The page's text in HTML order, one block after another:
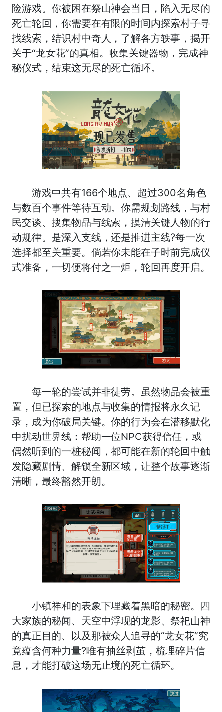
险游戏。你被困在祭山神会当日，陷入无尽的
死亡轮回，你需要在有限的时间内探索村子寻
找线索，结识村中奇人，了解各方轶事，揭开
关于“龙女花”的真相。收集关键器物，完成神
秘仪式，结束这无尽的死亡循环。
游戏中共有166个地点、超过300名角色
与数百个事件等待互动。你需规划路线，与村
民交谈、搜集物品与线索，摸清关键人物的行
动规律。是深入支线，还是推进主线?每一次
选择都至关重要。倘若你未能在子时前完成仪
式准备，一切便将付之一炬，轮回再度开启。
每一轮的尝试并非徒劳。虽然物品会被重
置，但已探索的地点与收集的情报将永久记
录，成为你破局关键。你的行为会在潜移默化
中扰动世界线：帮助一位NPC获得信任，或
偶然听到的一桩秘闻，都可能在新的轮回中触
发隐藏剧情、解锁全新区域，让整个故事逐渐
清晰，最终豁然开朗。
小镇祥和的表象下埋藏着黑暗的秘密。四
大家族的秘闻、天空中浮现的龙影、祭祀山神
的真正目的、以及那被众人追寻的“龙女花”究
竟蕴含何种力量?唯有抽丝剥茧，梳理碎片信
息，才能打破这场无止境的死亡循环。